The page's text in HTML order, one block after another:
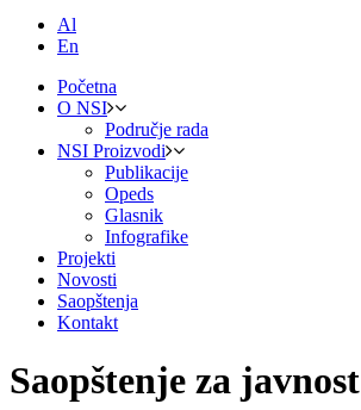
Al
En
Početna
O NSI
Područje rada
NSI Proizvodi
Publikacije
Opeds
Glasnik
Infografike
Projekti
Novosti
Saopštenja
Kontakt
Saopštenje za javnost